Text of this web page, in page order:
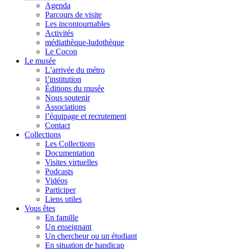
Agenda
Parcours de visite
Les incontournables
Activités
médiathèque-ludothèque
Le Cocon
Le musée
L’arrivée du métro
l’institution
Éditions du musée
Nous soutenir
Associations
l’équipage et recrutement
Contact
Collections
Les Collections
Documentation
Visites virtuelles
Podcasts
Vidéos
Participer
Liens utiles
Vous êtes
En famille
Un enseignant
Un chercheur ou un étudiant
En situation de handicap